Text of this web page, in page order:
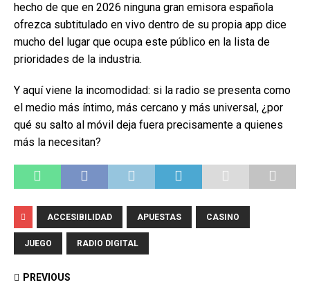
hecho de que en 2026 ninguna gran emisora española
ofrezca subtitulado en vivo dentro de su propia app dice
mucho del lugar que ocupa este público en la lista de
prioridades de la industria.
Y aquí viene la incomodidad: si la radio se presenta como
el medio más íntimo, más cercano y más universal, ¿por
qué su salto al móvil deja fuera precisamente a quienes
más la necesitan?
ACCESIBILIDAD APUESTAS CASINO
JUEGO RADIO DIGITAL
PREVIOUS